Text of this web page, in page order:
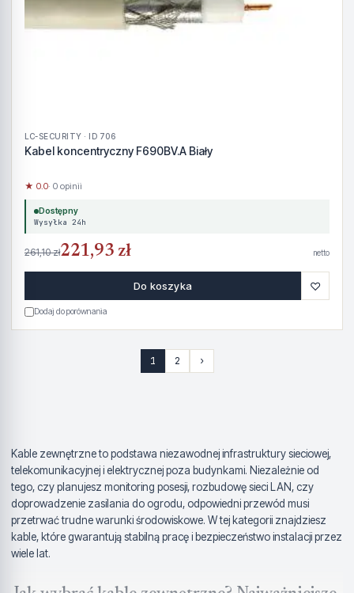
LC-SECURITY · ID 706
Kabel koncentryczny F690BV.A Biały
★ 0.0· 0 opinii
Dostępny
Wysyłka 24h
261,10 zł221,93 zł netto
Do koszyka ♡
Dodaj do porównania
1 2 ›
Kable zewnętrzne to podstawa niezawodnej infrastruktury sieciowej,
telekomunikacyjnej i elektrycznej poza budynkami. Niezależnie od
tego, czy planujesz monitoring posesji, rozbudowę sieci LAN, czy
doprowadzenie zasilania do ogrodu, odpowiedni przewód musi
przetrwać trudne warunki środowiskowe. W tej kategorii znajdziesz
kable, które gwarantują stabilną pracę i bezpieczeństwo instalacji przez
wiele lat.